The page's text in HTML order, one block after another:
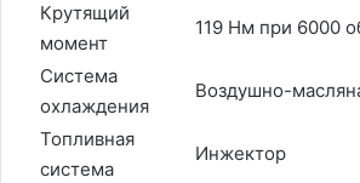
Крутящий
момент
119 Нм при 6000
Система
охлаждения
Воздушно-
Топливная
система
Инжектор